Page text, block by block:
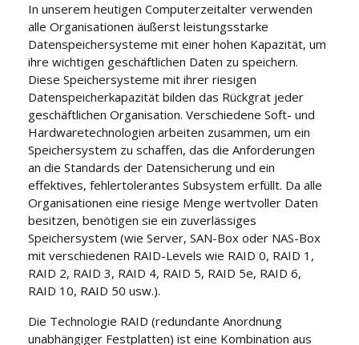
In unserem heutigen Computerzeitalter verwenden
alle Organisationen äußerst leistungsstarke
Datenspeichersysteme mit einer hohen Kapazität, um
ihre wichtigen geschäftlichen Daten zu speichern.
Diese Speichersysteme mit ihrer riesigen
Datenspeicherkapazität bilden das Rückgrat jeder
geschäftlichen Organisation. Verschiedene Soft- und
Hardwaretechnologien arbeiten zusammen, um ein
Speichersystem zu schaffen, das die Anforderungen
an die Standards der Datensicherung und ein
effektives, fehlertolerantes Subsystem erfüllt. Da alle
Organisationen eine riesige Menge wertvoller Daten
besitzen, benötigen sie ein zuverlässiges
Speichersystem (wie Server, SAN-Box oder NAS-Box
mit verschiedenen RAID-Levels wie RAID 0, RAID 1,
RAID 2, RAID 3, RAID 4, RAID 5, RAID 5e, RAID 6,
RAID 10, RAID 50 usw.).
Die Technologie RAID (redundante Anordnung
unabhängiger Festplatten) ist eine Kombination aus